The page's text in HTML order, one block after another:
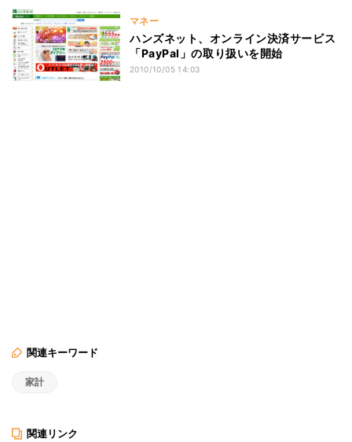
マネー
ハンズネット、オンライン決済サービス
「PayPal」の取り扱いを開始
2010/10/05 14:03
関連キーワード
家計
関連リンク